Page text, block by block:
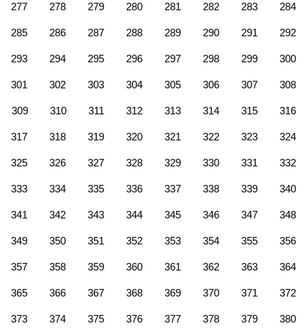
277 278 279 280 281 282 283 284
285 286 287 288 289 290 291 292
293 294 295 296 297 298 299 300
301 302 303 304 305 306 307 308
309 310 311 312 313 314 315 316
317 318 319 320 321 322 323 324
325 326 327 328 329 330 331 332
333 334 335 336 337 338 339 340
341 342 343 344 345 346 347 348
349 350 351 352 353 354 355 356
357 358 359 360 361 362 363 364
365 366 367 368 369 370 371 372
373 374 375 376 377 378 379 380